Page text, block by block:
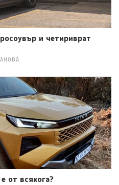
и четириврат
от всякога?